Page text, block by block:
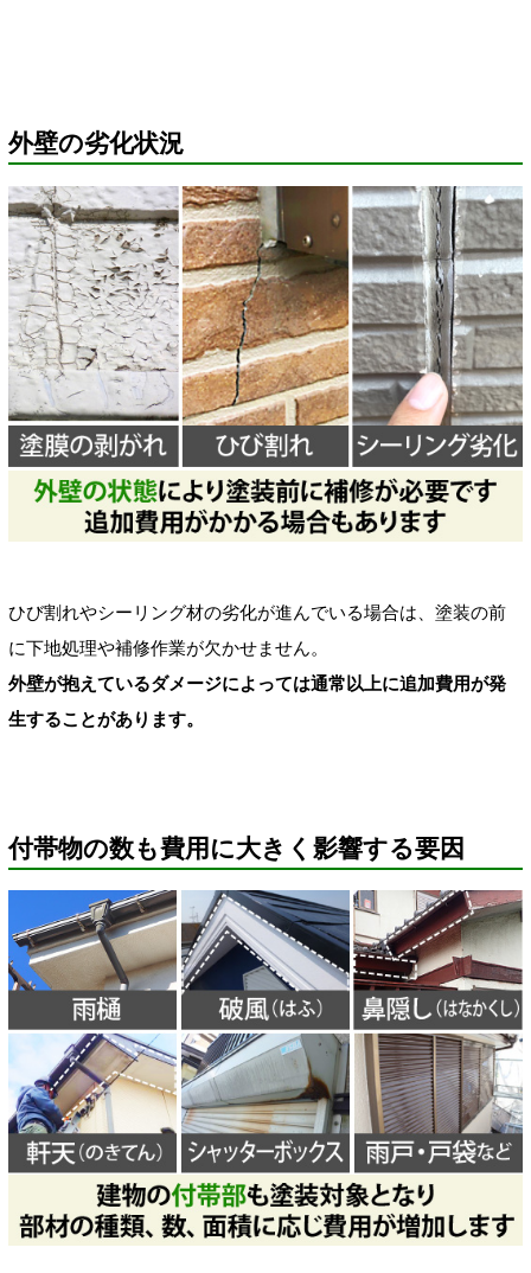
外壁の劣化状況
ひび割れやシーリング材の劣化が進んでいる場合は、塗装の前
に下地処理や補修作業が欠かせません。
外壁が抱えているダメージによっては通常以上に追加費用が発
生することがあります。
付帯物の数も費用に大きく影響する要因